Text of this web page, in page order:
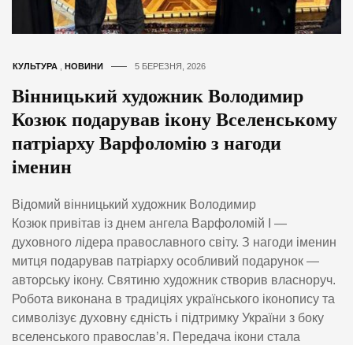
КУЛЬТУРА НОВИНИ 5 БЕРЕЗНЯ, 2026
Вінницький художник Володимир
Козюк подарував ікону Вселенському
патріарху Варфоломію з нагоди
іменин
Відомий вінницький художник Володимир
Козюк привітав із днем ангела Варфоломій I —
духовного лідера православного світу. З нагоди іменин
митця подарував патріарху особливий подарунок —
авторську ікону. Святиню художник створив власноруч.
Робота виконана в традиціях українського іконопису та
символізує духовну єдність і підтримку України з боку
вселенського православ’я. Передача ікони стала